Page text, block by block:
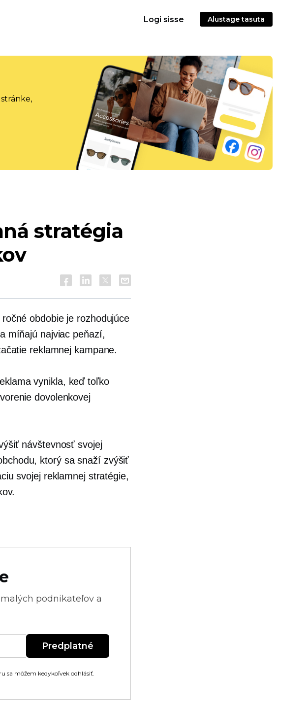
Logi sisse Alustage tasuta
stratégia
obdobie je rozhodujúce
míňajú najviac peňazí,
reklamnej kampane.
vynikla, keď toľko
dovolenkovej
návštevnosť svojej
ktorý sa snaží zvýšiť
svojej reklamnej stratégie,
podnikateľov a
Predplatné
sa môžem kedykoľvek odhlásiť.